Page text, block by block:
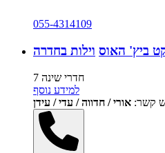
055-4314109
ביץ' האוס וילות בחדרה
7 חדרי שינה
למידע נוסף
קשר: אורי / חדווה / עדי / עידן